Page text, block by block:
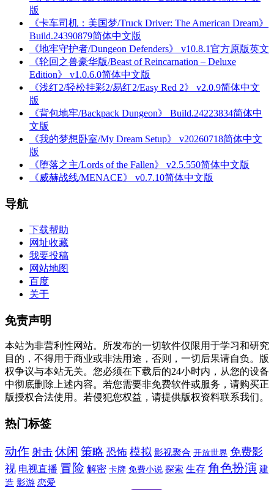
版
《卡车司机：美国梦/Truck Driver: The American Dream》
Build.24390879简体中文版
《地牢守护者/Dungeon Defenders》 v10.8.1官方原版英文
《轮回之兽豪华版/Beast of Reincarnation – Deluxe
Edition》 v1.0.6.0简体中文版
《浅红2/轻松挂彩2/易红2/Easy Red 2》 v2.0.9简体中文
版
《背包地牢/Backpack Dungeon》 Build.24223834简体中
文版
《我的梦想卧室/My Dream Setup》 v20260718简体中文
版
《堕落之主/Lords of the Fallen》 v2.5.550简体中文版
《威赫战线/MENACE》 v0.7.10简体中文版
导航
下载帮助
网址收藏
我要投稿
网站地图
百度
关于
免责声明
本站为非营利性网站。所发布的一切软件仅限用于学习和研究
目的，不得用于商业或非法用途，否则，一切后果请自负。版
权争议与本站无关。您必须在下载后的24小时内，从您的设备
中彻底删除上述内容。若您需要非免费软件或服务，请购买正
版授权合法使用。若侵犯您权益，请提供版权资料联系我们。
热门标签
动作 射击 休闲 策略 恐怖 模拟 影视聚合 开放世界 免费影
视 电视直播 冒险 解密 卡牌 免费小说 探索 生存 角色扮演 建
造 影游 恋爱